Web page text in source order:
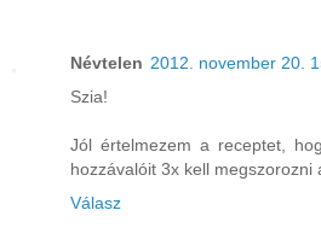
Névtelen 2012. november 20.
Szia!
Jól értelmezem a receptet,
hozzávalóit 3x kell megszorozni
Válasz